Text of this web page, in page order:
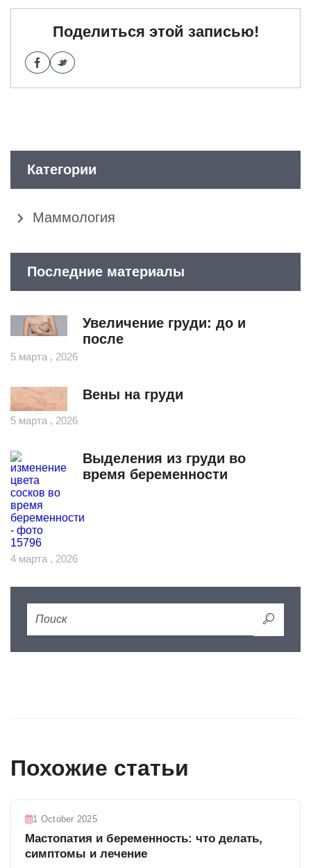
Поделиться этой записью!
Категории
Маммология
Последние материалы
Увеличение груди: до и
после
5 марта , 2026
Вены на груди
5 марта , 2026
Выделения из груди во
время беременности
4 марта , 2026
Похожие статьи
1 October 2025
Мастопатия и беременность: что делать,
симптомы и лечение